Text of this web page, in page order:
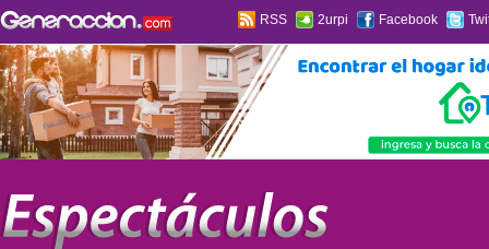
RSS 2urpi Facebook